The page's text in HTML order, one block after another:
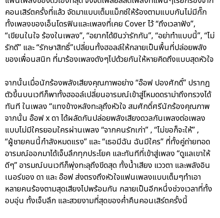
คอนเสิร์ตครั้งที่แล้ว จัดมาแบบเต็มแม็กซ์ให้ร้องตามแบบกันไม่มีกั๊ก
ทั้งเพลงของเอ็นโดรฟินและเพลงที่เคย Cover ไว้ “ถึงเวลาฟัง”,
“เขียนในใจ ร้องในเพลง”, “อยากได้ยินว่ารักกัน”, “อย่าทำแบบนี้”, “ไม่
รักดี” และ “รักษาสิทธิ์”เปลี่ยนทั้งฮอลล์ให้กลายเป็นพื้นที่ปล่อยพลัง
ของเพื่อนสนิท ที่มาร้องเพลงดังๆไปด้วยกันให้หายคิดถึงแบบสุดหัวใจ
จากนั้นเมื่อนักร้องพลังเสียงคุณภาพอย่าง “อ๊อฟ ปองศักดิ์” ปรากฏ
ตัวขึ้นบนเวทีก็พาทั้งฮออล์เปลี่ยนอารมณ์เข้าสู่โหมดดราม่าถึงทรวงได้
ทันที ในเพลง “แทงข้างหลังทะลุถึงหัวใจ สมศักดิ์ศรีนักร้องคุณภาพ
จากนั้น อ๊อฟ x ดา ได้ผลัดกันปล่อยพลังเสียงดวลกันเพลงต่อเพลง
แบบไม่มีใครยอมใครผ่านเพลง “จากคนรักเก่า” , “ไม่ขอก็จะให้” ,
“ผู้ชายคนนี้กำลังหมดแรง” และ “เธอมีฉัน ฉันมีใคร” ที่ทั้งคู่ถ่ายทอด
อารมณ์ออกมาได้เจ็บลึกทุกประโยค และทันทีที่เข้าสู่เพลง “ดูแลเขาให้
ดีๆ” อารมณ์บนเวทีก็พุ่งทะลุถึงขีดสุด ทั้งน้ำเสียง แววตา และพลังอิน
เนอร์ของ ดา และ อ๊อฟ ส่งตรงถึงหัวใจแฟนเพลงแบบเต็มๆทำเอา
หลายคนร้องตามสุดเสียงไปพร้อมกัน กลายเป็นอีกหนึ่งช่วงเวลาที่ทั้ง
อบอุ่น ทั้งเจ็บลึก และสวยงามที่สุดของค่ำคืนคอนเสิร์ตครั้งนี้